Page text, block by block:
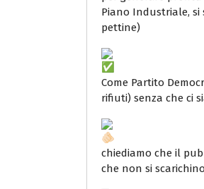
Piano Industriale,
pettine)
Come Partito
rifiuti) senza che ci
chiediamo che il
che non si